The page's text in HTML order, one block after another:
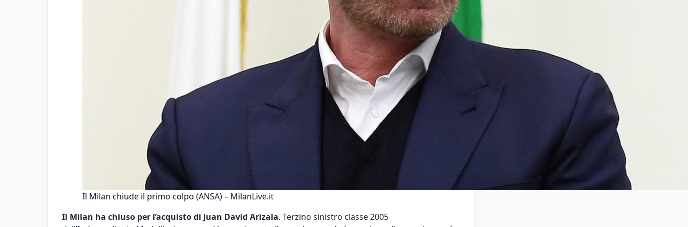
Il Milan chiude il primo colpo (ANSA) – MilanLive.it
Il Milan ha chiuso per l’acquisto di Juan David Arizala. Terzino sinistro classe 2005